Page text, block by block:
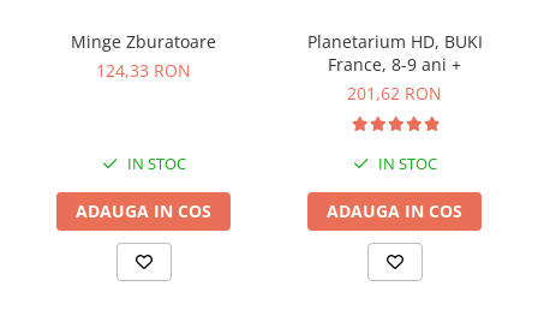
Minge Zburatoare
124,33 RON
IN STOC
ADAUGA IN COS
Planetarium HD, BUKI
France, 8-9 ani +
201,62 RON
IN STOC
ADAUGA IN COS